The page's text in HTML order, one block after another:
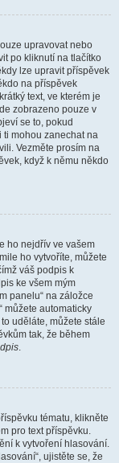
upravovat nebo
po kliknutí na tlačítko
lze upravit příspěvek
na příspěvek
text, ve kterém je
zobrazeno pouze v
se to, pokud
ti mohou zanechat na
Vezměte prosím na
když k němu někdo
ho nejdřív ve vašem
ho vytvoříte, můžete
váš podpis k
ke všem mým
panelu“ na záložce
můžete automaticky
uděláte, můžete stále
tak, že během
.
tématu, klikněte
pro text příspěvku.
k vytvoření hlasování.
ujistěte se, že